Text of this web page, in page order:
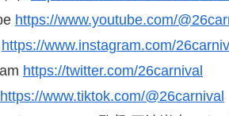
https://www.youtube.com/
https://www.instagram.com/
https://twitter.com/26carnival
https://www.tiktok.com/@26carnival